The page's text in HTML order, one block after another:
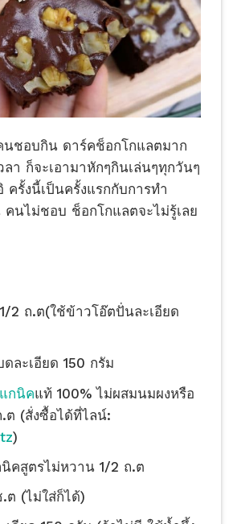
นชอบกิน ดาร์ค​ช็อกโกแลต​มาก
ลา ก็จะเอามาหักๆกินเล่นๆทุกวันๆ
ครั้งนี้เป็นครั้งแรกกับการทำ
นไม่ชอบ ช็อกโกแลต​จะไม่รู้เลย
2 ถ.ต(ใช้ข้าวโอ๊ตปั่นละเอียด
ละเอียด 150 กรัม
กนิคแท้ 100% ไม่ผสมนมผงหรือ
ต (สั่งซื้อได้ที่ไลน์:
)
นิค​สูตรไม่หวาน 1/2 ถ.ต
ต (ไม่ใส่ก็ได้)